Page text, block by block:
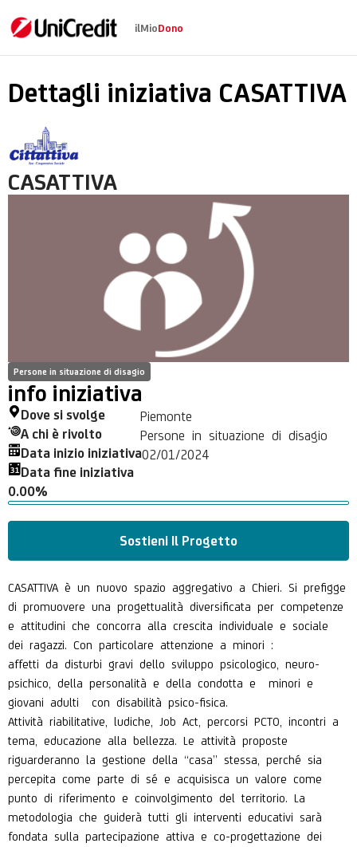
CASATTIVA
ilMioDono
Dettagli iniziativa CASATTIVA
CASATTIVA
Persone in situazione di disagio
info iniziativa
Dove si svolge Piemonte
A chi è rivolto Persone in situazione di disagio
Data inizio iniziativa02/01/2024
Data fine iniziativa
0.00%
Sostieni Il Progetto
CASATTIVA è un nuovo spazio aggregativo a Chieri. Si prefigge
di promuovere una progettualità diversificata per competenze
e attitudini che concorra alla crescita individuale e sociale
dei ragazzi. Con particolare attenzione a minori :
affetti da disturbi gravi dello sviluppo psicologico, neuro-
psichico, della personalità e della condotta e minori e
giovani adulti con disabilità psico-fisica.
Attività riabilitative, ludiche, Job Act, percorsi PCTO, incontri a
tema, educazione alla bellezza. Le attività proposte
riguarderanno la gestione della “casa” stessa, perché sia
percepita come parte di sé e acquisisca un valore come
punto di riferimento e coinvolgimento del territorio. La
metodologia che guiderà tutti gli interventi educativi sarà
fondata sulla partecipazione attiva e co-progettazione dei